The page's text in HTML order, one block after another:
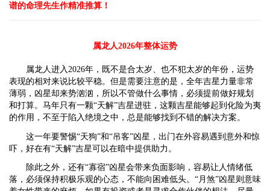
谱的命理先生作精准推算！
属龙人2026年整体运势
属龙人进入2026年，既不是合太岁、也不犯太岁的年份，运势
表现的相对来说比较平稳。但是需要注意的是，全年吉星力量非常
薄弱，凶星却来势汹汹，所以不管做什么事情，必须提前做好规划
和打算。马年只有一颗“天解”吉星进驻，这颗吉星能够起到化险为夷
的作用，不至于陷入绝境之中，总是能够找到不错的解决方案。
这一年要警惕“天狗”和“吊客”凶星，出门在外容易遇到意外和惊
吓，好在有“天解”吉星可以在暗中提供助力。
除此之外，还有“寡宿”凶星会带来负面影响，容易让人情绪低
落，必须保持积极乐观的心态，不能向困难低头。“月煞”凶星则意味